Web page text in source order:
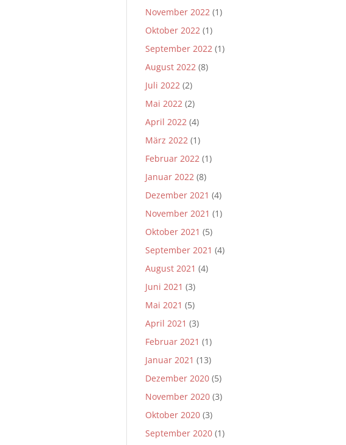
November 2022 (1)
Oktober 2022 (1)
September 2022 (1)
August 2022 (8)
Juli 2022 (2)
Mai 2022 (2)
April 2022 (4)
März 2022 (1)
Februar 2022 (1)
Januar 2022 (8)
Dezember 2021 (4)
November 2021 (1)
Oktober 2021 (5)
September 2021 (4)
August 2021 (4)
Juni 2021 (3)
Mai 2021 (5)
April 2021 (3)
Februar 2021 (1)
Januar 2021 (13)
Dezember 2020 (5)
November 2020 (3)
Oktober 2020 (3)
September 2020 (1)